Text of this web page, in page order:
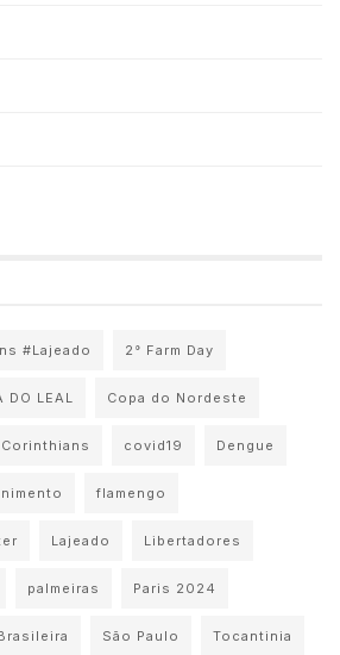
#Lajeado 2° Farm Day
DO LEAL Copa do Nordeste
Corinthians covid19 Dengue
flamengo
Lajeado Libertadores
palmeiras Paris 2024
São Paulo Tocantinia